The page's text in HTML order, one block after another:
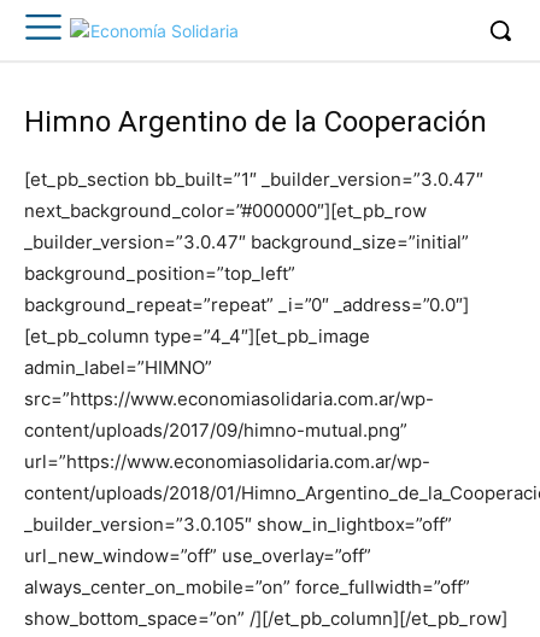
Himno Argentino de la Cooperación
[et_pb_section bb_built=”1″ _builder_version=”3.0.47″
next_background_color=”#000000″][et_pb_row
_builder_version=”3.0.47″ background_size=”initial”
background_position=”top_left”
background_repeat=”repeat” _i=”0″ _address=”0.0″]
[et_pb_column type=”4_4″][et_pb_image
admin_label=”HIMNO”
src=”https://www.economiasolidaria.com.ar/wp-
content/uploads/2017/09/himno-mutual.png”
url=”https://www.economiasolidaria.com.ar/wp-
content/uploads/2018/01/
_builder_version=”3.0.105″ show_in_lightbox=”off”
url_new_window=”off” use_overlay=”off”
always_center_on_mobile=”on” force_fullwidth=”off”
show_bottom_space=”on” /][/et_pb_column][/et_pb_row]